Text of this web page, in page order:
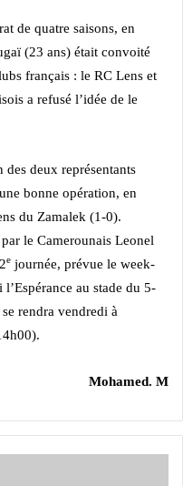
de quatre saisons, en
(23 ans) était convoité
français : le RC Lens et
a refusé l’idée de le
des deux représentants
bonne opération, en
du Zamalek (1-0).
le Camerounais Leonel
e journée, prévue le week-
au stade du 5-
rendra vendredi à
Mohamed. M